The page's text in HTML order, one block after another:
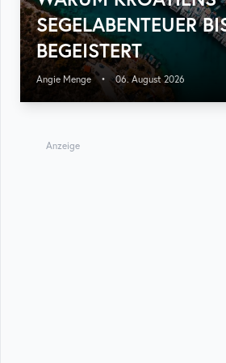
SEGELABENTEUER
BEGEISTERT
Angie Menge • 06. August 2026
Anzeige